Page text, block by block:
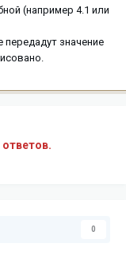
(например 4.1 или
значение
0